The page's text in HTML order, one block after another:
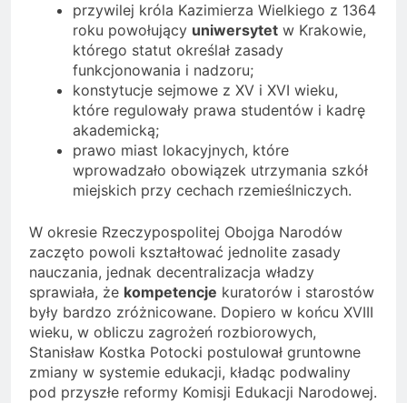
przywilej króla Kazimierza Wielkiego z 1364
roku powołujący uniwersytet w Krakowie,
którego statut określał zasady
funkcjonowania i nadzoru;
konstytucje sejmowe z XV i XVI wieku,
które regulowały prawa studentów i kadrę
akademicką;
prawo miast lokacyjnych, które
wprowadzało obowiązek utrzymania szkół
miejskich przy cechach rzemieślniczych.
W okresie Rzeczypospolitej Obojga Narodów
zaczęto powoli kształtować jednolite zasady
nauczania, jednak decentralizacja władzy
sprawiała, że kompetencje kuratorów i starostów
były bardzo zróżnicowane. Dopiero w końcu XVIII
wieku, w obliczu zagrożeń rozbiorowych,
Stanisław Kostka Potocki postulował gruntowne
zmiany w systemie edukacji, kładąc podwaliny
pod przyszłe reformy Komisji Edukacji Narodowej.